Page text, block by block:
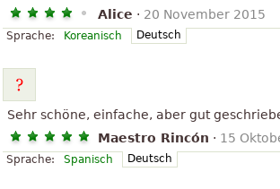
Alice · 20 November 2015
Sprache: Koreanisch Deutsch
Sehr schöne, einfache, aber gut
Maestro Rincón · 15
Sprache: Spanisch Deutsch